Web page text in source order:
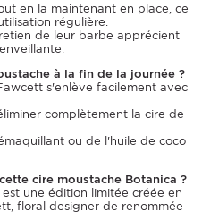
en la maintenant en place, ce
régulière.
de leur barbe apprécient
à la fin de la journée ?
s'enlève facilement avec
complètement la cire de
ou de l'huile de coco
cire moustache Botanica ?
une édition limitée créée en
floral designer de renommée